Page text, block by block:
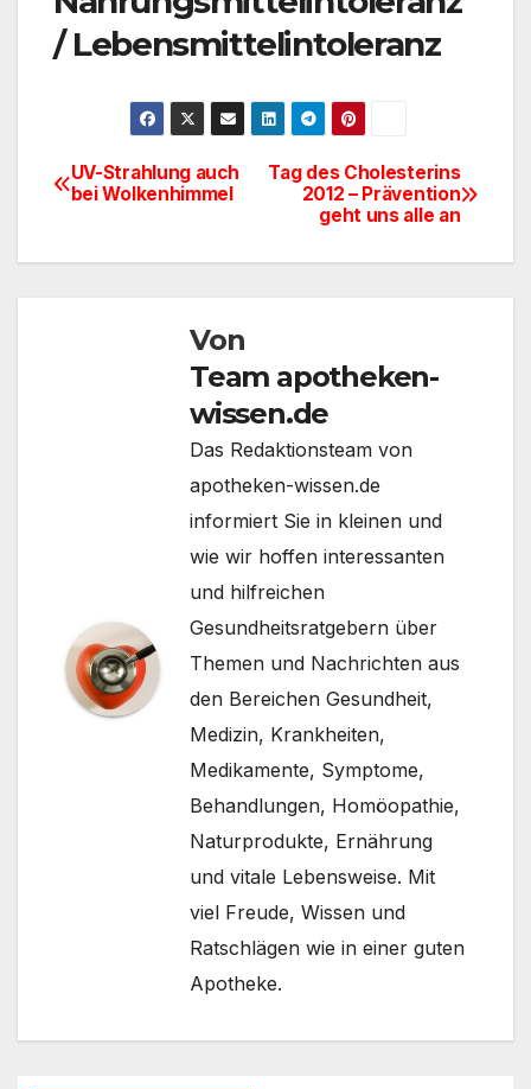
/ Lebensmittelintoleranz
Beitragsnavigation
Tag des Cholesterins
2012 – Prävention
geht uns alle an
UV-Strahlung auch
bei Wolkenhimmel
Von
Team apotheken-
wissen.de
Das Redaktionsteam von
apotheken-wissen.de
informiert Sie in kleinen und
wie wir hoffen interessanten
und hilfreichen
Gesundheitsratgebern über
Themen und Nachrichten aus
den Bereichen Gesundheit,
Medizin, Krankheiten,
Medikamente, Symptome,
Behandlungen, Homöopathie,
Naturprodukte, Ernährung
und vitale Lebensweise. Mit
viel Freude, Wissen und
Ratschlägen wie in einer guten
Apotheke.